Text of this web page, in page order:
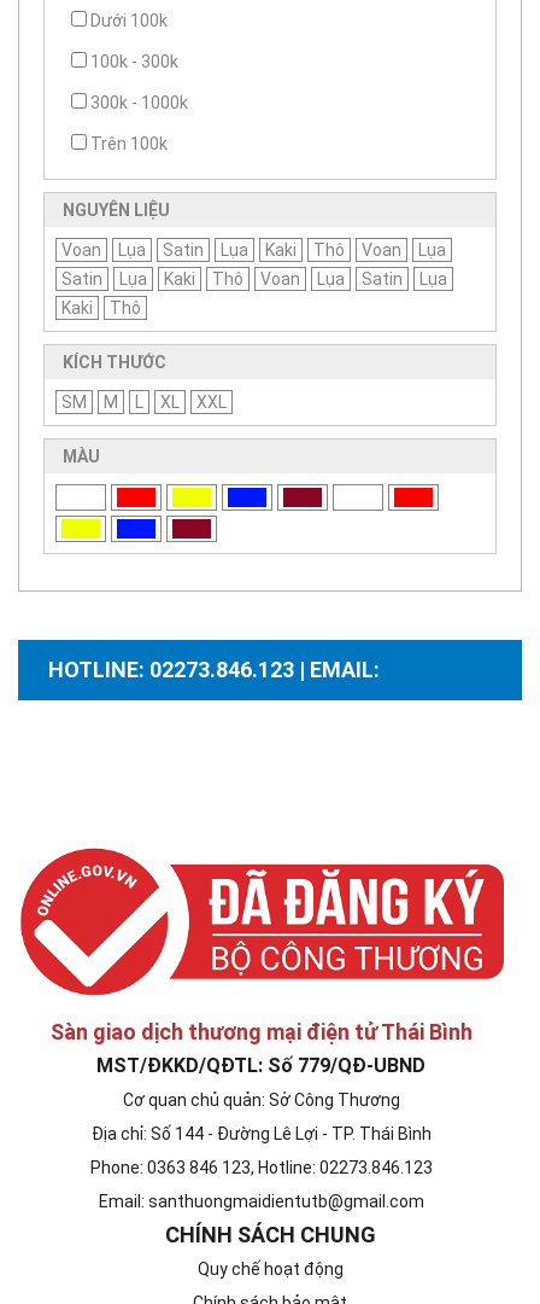
Dưới 100k
100k - 300k
300k - 1000k
Trên 100k
NGUYÊN LIỆU
Voan Lụa Satin Lụa Kaki Thô Voan
Lụa
Satin
Lụa Kaki Thô Voan Lụa Satin
Lụa
Kaki
Thô
KÍCH THƯỚC
SM M L XL XXL
MÀU
HOTLINE: 02273.846.123 | EMAIL:
Sàn giao dịch thương mại điện tử Thái Bình
MST/ĐKKD/QĐTL: Số 779/QĐ-UBND
Cơ quan chủ quản: Sở Công Thương
Địa chỉ: Số 144 - Đường Lê Lợi - TP. Thái Bình
Phone: 0363 846 123, Hotline: 02273.846.123
Email: santhuongmaidientutb@gmail.com
CHÍNH SÁCH CHUNG
Quy chế hoạt động